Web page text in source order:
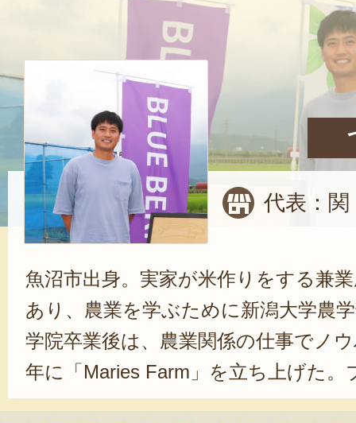
代表：関
魚沼市出身。実家が米作りをする兼
あり、農業を学ぶために新潟大学農
学院卒業後は、農業関係の仕事でノ
年に「Maries Farm」を立ち上げた。
は一からの挑戦だったが、すぐその